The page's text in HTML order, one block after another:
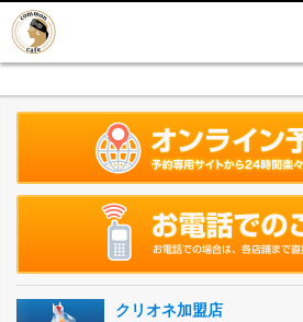
クリオネ加盟店